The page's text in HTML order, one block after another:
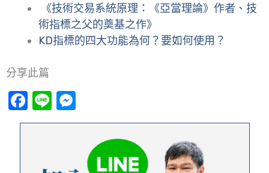
《技術交易系統原理：《亞當理論》作者、技
術指標之父的奠基之作》
KD指標的四大功能為何？要如何使用？
分享此篇
Facebook
Line